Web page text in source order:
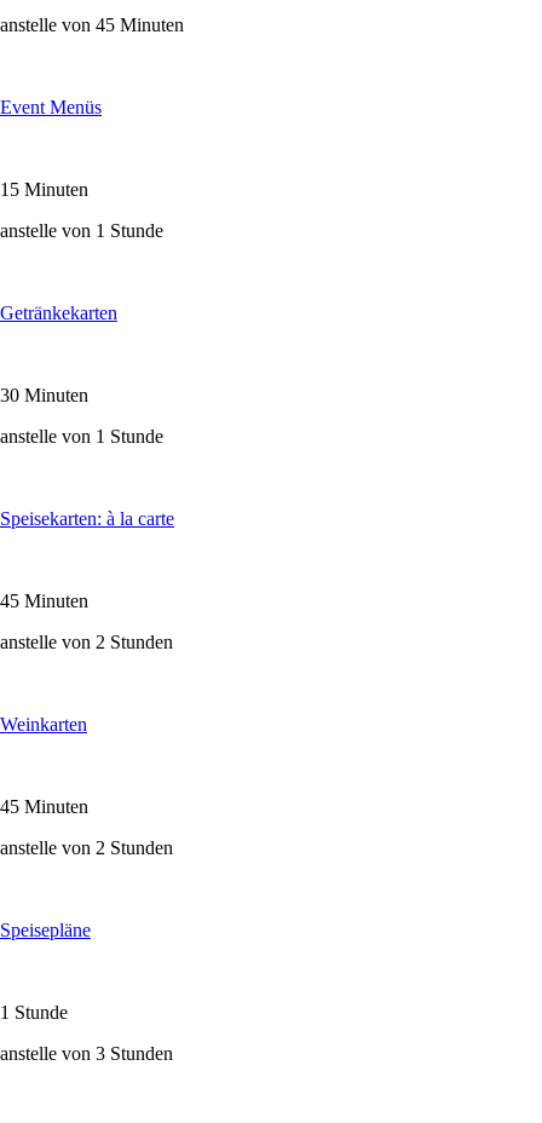
anstelle von 45 Minuten
Event Menüs
15 Minuten
anstelle von 1 Stunde
Getränkekarten
30 Minuten
anstelle von 1 Stunde
Speisekarten: à la carte
45 Minuten
anstelle von 2 Stunden
Weinkarten
45 Minuten
anstelle von 2 Stunden
Speisepläne
1 Stunde
anstelle von 3 Stunden